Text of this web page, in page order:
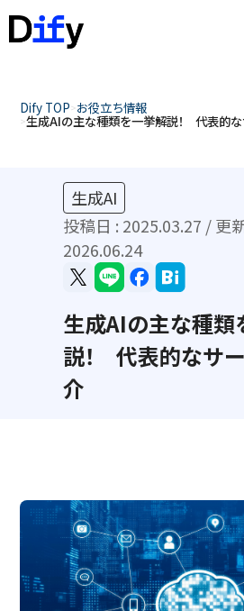
Dify TOP お役立ち情報
生成AIの主な種類を一挙解説！ 代表的
生成AI
投稿日 : 2025.03.27 / 更
2026.06.24
生成AIの主な種類
説！ 代表的なサ
介